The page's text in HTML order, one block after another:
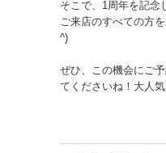
そこで、1周年を記念
ご来店のすべての方
^)
ぜひ、この機会にご
てくださいね！大人